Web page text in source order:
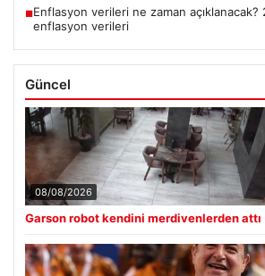
■Enflasyon verileri ne zaman açıklanacak?
enflasyon verileri
Güncel
08/08/2026
Garson robot kendini merdivenlerden attı